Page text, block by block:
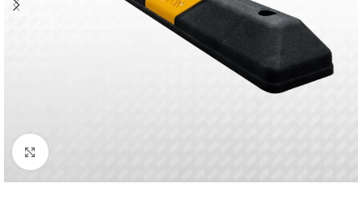
Click to enlarge